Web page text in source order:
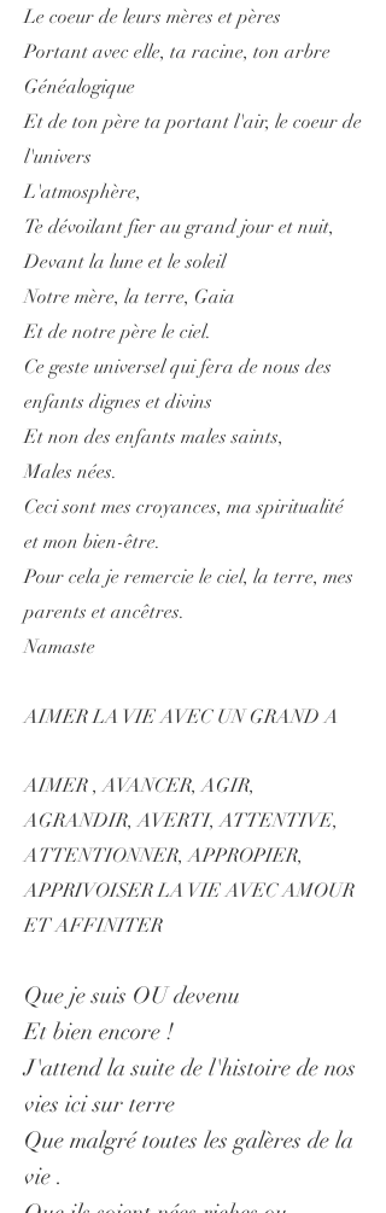
Le coeur de leurs mères et pères
Portant avec elle, ta racine, ton arbre
Généalogique
Et de ton père ta portant l'air, le coeur de
l'univers
L'atmosphère,
Te dévoilant fier au grand jour et nuit,
Devant la lune et le soleil
Notre mère, la terre, Gaia
Et de notre père le ciel.
Ce geste universel qui fera de nous des
enfants dignes et divins
Et non des enfants males saints,
Males nées.
Ceci sont mes croyances, ma spiritualité
et mon bien-être.
Pour cela je remercie le ciel, la terre, mes
parents et ancêtres.
Namaste
AIMER LA VIE AVEC UN GRAND A
AIMER , AVANCER, AGIR,
AGRANDIR, AVERTI, ATTENTIVE,
ATTENTIONNER, APPROPIER,
APPRIVOISER LA VIE AVEC AMOUR
ET AFFINITER
Que je suis OU devenu
Et bien encore !
J'attend la suite de l'histoire de nos
vies ici sur terre
Que malgré toutes les galères de la
vie .